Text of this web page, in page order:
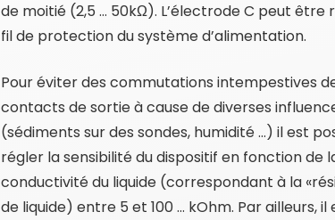
de moitié (2,5 … 50kΩ). L’électrode C peut être
fil de protection du système d’alimentation.
Pour éviter des commutations intempestives
contacts de sortie à cause de diverses
(sédiments sur des sondes, humidité …) il est
régler la sensibilité du dispositif en fonction de
conductivité du liquide (correspondant à la
de liquide) entre 5 et 100 … kOhm. Par ailleurs, il